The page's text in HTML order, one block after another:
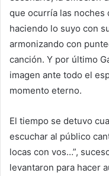
que ocurría las noches
haciendo lo suyo con
armonizando con
canción. Y por último
imagen ante todo el
momento eterno.
El tiempo se detuvo
escuchar al público
locas con vos…”,
levantaron para hacer